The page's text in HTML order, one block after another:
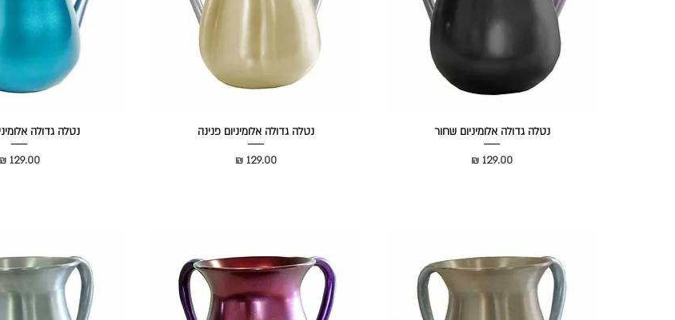
נטלה גדולה אלומיניום שחור
מחיר
נטלה גדולה אלומיניום פנינה
מחיר‏129.00 ‏₪
נטלה גדולה
מחיר